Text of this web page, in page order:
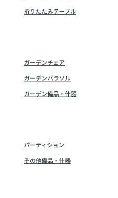
折りたたみテーブル
ガーデンチェア
ガーデンパラソル
ガーデン備品・什器
パーティション
その他備品・什器